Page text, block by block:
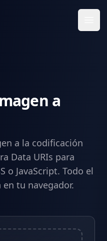
a
a la codificación
Data URIs para
o JavaScript. Todo el
tu navegador.